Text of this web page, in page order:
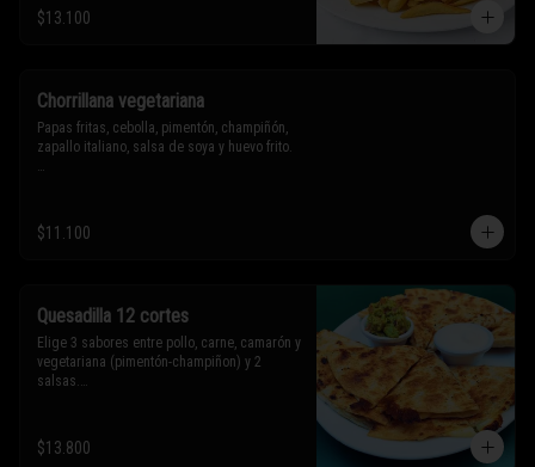
$13.100
Chorrillana vegetariana
Papas fritas, cebolla, pimentón, champiñón,
zapallo italiano, salsa de soya y huevo frito.
Sólo puedes solicitar eliminar un
ingrediente.
$11.100
Quesadilla 12 cortes
Elige 3 sabores entre pollo, carne, camarón y
vegetariana (pimentón-champiñon) y 2
salsas.
* Los ingredientes no son intercambiables.
Sólo puedes solicitar eliminar un
$13.800